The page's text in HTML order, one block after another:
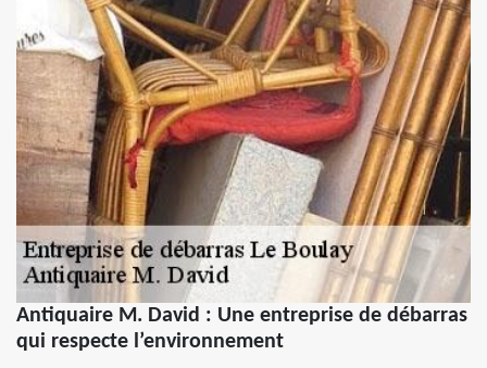
Antiquaire M. David : Une entreprise de débarras
qui respecte l’environnement